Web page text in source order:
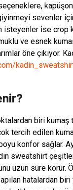
sevenler
isteyenler ise crop
ve esnek
öne çıkıyor.
biri kumaş
tercih edilen
konfor sağlar.
sweatshirt
uzun süre korur.
hatalardan